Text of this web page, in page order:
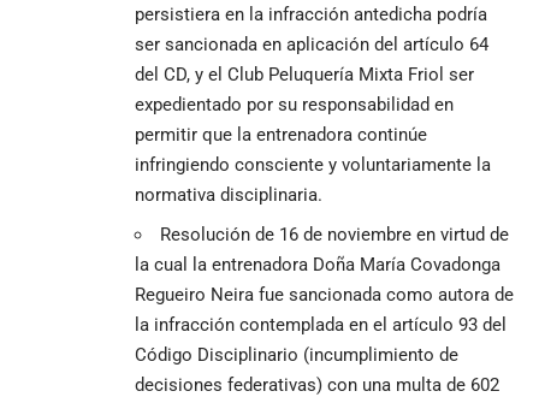
persistiera en la infracción antedicha podría
ser sancionada en aplicación del artículo 64
del CD, y el Club Peluquería Mixta Friol ser
expedientado por su responsabilidad en
permitir que la entrenadora continúe
infringiendo consciente y voluntariamente la
normativa disciplinaria.
Resolución de 16 de noviembre en virtud de
la cual la entrenadora Doña María Covadonga
Regueiro Neira fue sancionada como autora de
la infracción contemplada en el artículo 93 del
Código Disciplinario (incumplimiento de
decisiones federativas) con una multa de 602